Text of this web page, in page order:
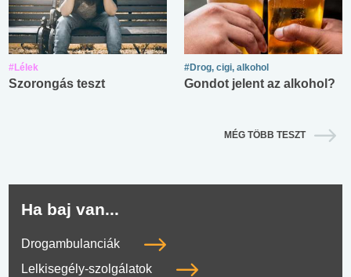
#Lélek
Szorongás teszt
#Drog, cigi, alkohol
Gondot jelent az alkohol?
MÉG TÖBB TESZT
Ha baj van...
Drogambulanciák
Lelkisegély-szolgálatok